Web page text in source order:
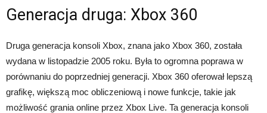
Generacja druga: Xbox 360
Druga generacja konsoli Xbox, znana jako Xbox 360, została
wydana w listopadzie 2005 roku. Była to ogromna poprawa w
porównaniu do poprzedniej generacji. Xbox 360 oferował lepszą
grafikę, większą moc obliczeniową i nowe funkcje, takie jak
możliwość grania online przez Xbox Live. Ta generacja konsoli